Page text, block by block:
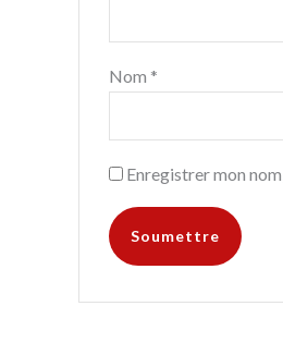
Nom *
Enregistrer mon